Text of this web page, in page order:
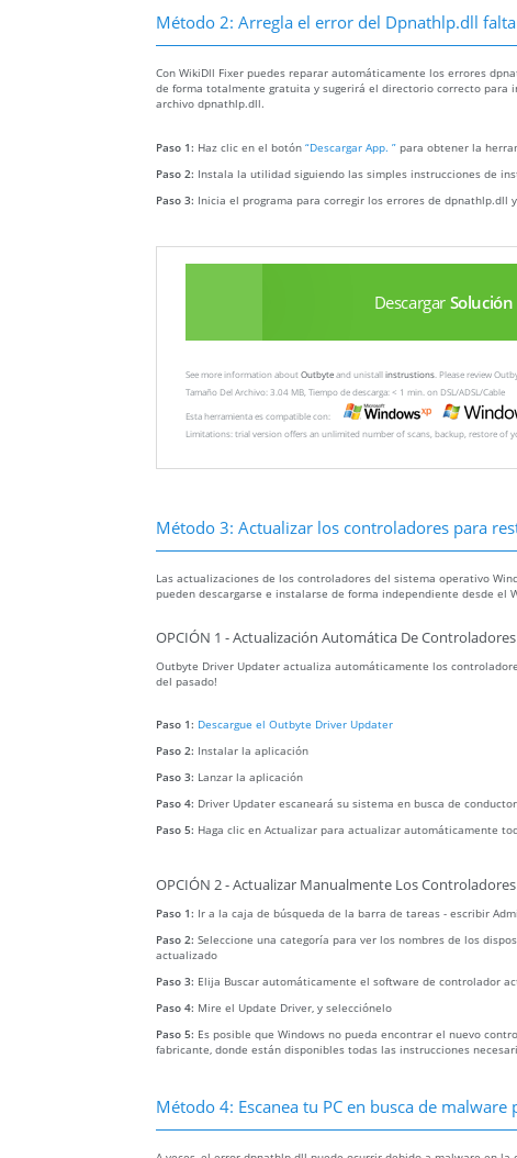
Método 2: Arregla el error del Dpnathlp.dll
Con WikiDll Fixer puedes reparar automáticamente los errores
de forma totalmente gratuita y sugerirá el directorio correcto para
archivo dpnathlp.dll.
Paso 1: Haz clic en el botón “Descargar App. ” para obtener la
Paso 2: Instala la utilidad siguiendo las simples instrucciones de
Paso 3: Inicia el programa para corregir los errores de dpnathlp.dll
Descargar Solución
See more information about Outbyteand unistallinstrustions . Please review
Tamaño Del Archivo: 3.04 MB, Tiempo de descarga: < 1 min. on DSL/ADSL/Cable
Esta herramienta es compatible con:
Limitations: trial version offers an unlimited number of scans, backup, restore of
Método 3: Actualizar los controladores para
Las actualizaciones de los controladores del sistema operativo
pueden descargarse e instalarse de forma independiente desde
OPCIÓN 1 - Actualización Automática De
Outbyte Driver Updater actualiza automáticamente los
del pasado!
Paso 1: Descargue el Outbyte Driver Updater
Paso 2: Instalar la aplicación
Paso 3: Lanzar la aplicación
Paso 4: Driver Updater escaneará su sistema en busca de
Paso 5: Haga clic en Actualizar para actualizar automáticamente
OPCIÓN 2 - Actualizar Manualmente Los
Paso 1: Ir a la caja de búsqueda de la barra de tareas - escribir
Paso 2: Seleccione una categoría para ver los nombres de los
actualizado
Paso 3: Elija Buscar automáticamente el software de controlador
Paso 4: Mire el Update Driver, y selecciónelo
Paso 5: Es posible que Windows no pueda encontrar el nuevo
fabricante, donde están disponibles todas las instrucciones
Método 4: Escanea tu PC en busca de